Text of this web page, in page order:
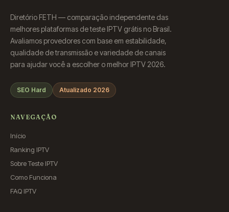
Diretório FETH — comparação independente das
melhores plataformas de teste IPTV grátis no Brasil.
Avaliamos provedores com base em estabilidade,
qualidade de transmissão e variedade de canais
para ajudar você a escolher o melhor IPTV 2026.
SEO Hard Atualizado 2026
NAVEGAÇÃO
Início
Ranking IPTV
Sobre Teste IPTV
Como Funciona
FAQ IPTV